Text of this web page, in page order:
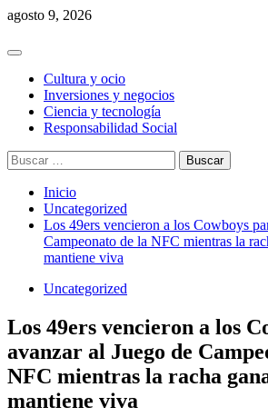
Saltar
contenido
agosto 9, 2026
Menú
principalCultura y ocio
Inversiones y negocios
Ciencia y tecnología
Responsabilidad Social
Buscar:
Inicio
Uncategorized
Los 49ers vencieron a los Cowboys
Campeonato de la NFC mientras la
mantiene viva
Uncategorized
Los 49ers vencieron a los
avanzar al Juego de
NFC mientras la racha
mantiene viva